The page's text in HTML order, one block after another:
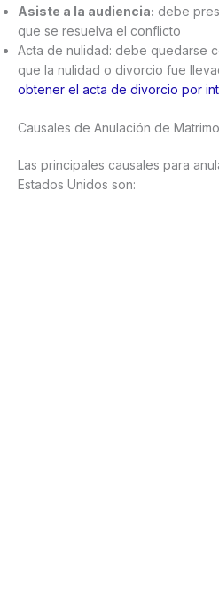
Asiste a la audiencia: debe
que se resuelva el conflicto
Acta de nulidad: debe quedarse
que la nulidad o divorcio fue
obtener el acta de divorcio por
Causales de Anulación de
Las principales causales para
Estados Unidos son: